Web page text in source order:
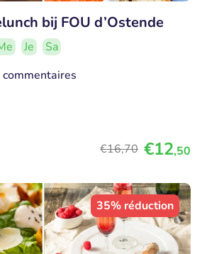
bij FOU d’Ostende
Je
Sa
€16,70 €12,50
35% réduction